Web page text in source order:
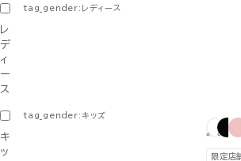
tag_gender:レディース
レ
デ
ィ
ー
ス
tag_gender:キッズ
キ
ッ
限定店